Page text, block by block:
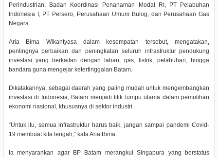
Perindustrian, Badan Koordinasi Penanaman Modal RI, PT Pelabuhan
Indonesia I, PT Persero, Perusahaan Umum Bulog, dan Perusahaan Gas
Negara.
Aria Bima Wikantyasa dalam kesempatan tersebut, mengatakan,
pentingnya perbaikan dan peningkatan seluruh infrastruktur pendukung
investasi yang berkaitan dengan lahan, gas, listrik, pelabuhan, hingga
bandara guna mengejar ketertinggalan Batam.
Dikatakannya, sebagai daerah yang paling mudah untuk mengembangkan
investasi di Indonesia, Batam menjadi titik tumpu utama dalam pemulihan
ekonomi nasional, khususnya di sektor industri.
“Untuk itu, semua infrastruktur harus baik, jangan sampai pandemi Covid-
19 membuat kita lengah,” kata Aria Bima.
Ia menyarankan agar BP Batam merangkul Singapura yang berstatus